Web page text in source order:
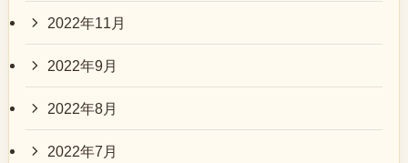
2022年11月
2022年9月
2022年8月
2022年7月